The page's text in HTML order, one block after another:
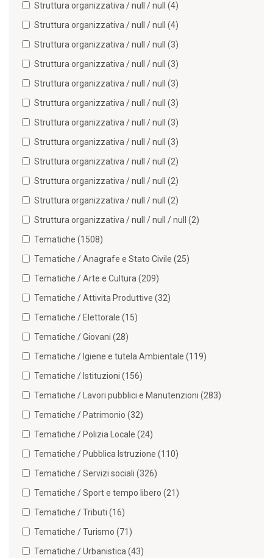
Struttura organizzativa / null / null (4)
Struttura organizzativa / null / null (4)
Struttura organizzativa / null / null (3)
Struttura organizzativa / null / null (3)
Struttura organizzativa / null / null (3)
Struttura organizzativa / null / null (3)
Struttura organizzativa / null / null (3)
Struttura organizzativa / null / null (3)
Struttura organizzativa / null / null (2)
Struttura organizzativa / null / null (2)
Struttura organizzativa / null / null (2)
Struttura organizzativa / null / null / null (2)
Tematiche (1508)
Tematiche / Anagrafe e Stato Civile (25)
Tematiche / Arte e Cultura (209)
Tematiche / Attivita Produttive (32)
Tematiche / Elettorale (15)
Tematiche / Giovani (28)
Tematiche / Igiene e tutela Ambientale (119)
Tematiche / Istituzioni (156)
Tematiche / Lavori pubblici e Manutenzioni (283)
Tematiche / Patrimonio (32)
Tematiche / Polizia Locale (24)
Tematiche / Pubblica Istruzione (110)
Tematiche / Servizi sociali (326)
Tematiche / Sport e tempo libero (21)
Tematiche / Tributi (16)
Tematiche / Turismo (71)
Tematiche / Urbanistica (43)